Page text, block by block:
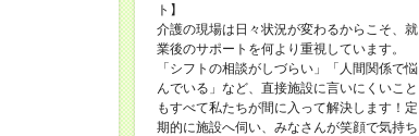
ト】
介護の現場は日々状況が変わるからこそ、就
業後のサポートを何より重視しています。
「シフトの相談がしづらい」「人間関係で悩
んでいる」など、直接施設に言いにくいこと
もすべて私たちが間に入って解決します！定
期的に施設へ伺い、みなさんが笑顔で気持ち